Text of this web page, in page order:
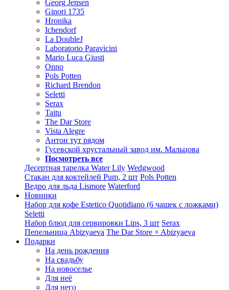
Georg Jensen
Ginori 1735
Hronika
Ichendorf
La DoubleJ
Laboratorio Paravicini
Mario Luca Giusti
Onno
Pols Potten
Richard Brendon
Seletti
Serax
Taitu
The Dar Store
Vista Alegre
Антон тут рядом
Гусевской хрустальный завод им. Мальцова
Посмотреть все
Десертная тарелка Water Lily Wedgwood
Стакан для коктейлей Pum, 2 шт Pols Potten
Ведро для льда Lismore Waterford
Новинки
Набор для кофе Estetico Quotidiano (6 чашек с ложками)
Seletti
Набор блюд для сервировки Lips, 3 шт Serax
Пепельница Abizyaeva The Dar Store × Abizyaeva
Подарки
На день рождения
На свадьбу
На новоселье
Для неё
Для него